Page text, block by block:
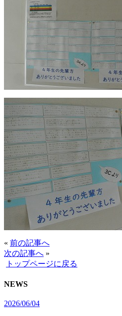
« 前の記事へ
次の記事へ »
トップページに戻る
NEWS
2026/06/04